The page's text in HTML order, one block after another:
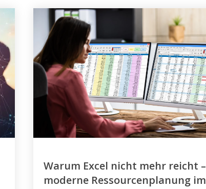
Warum Excel nicht mehr reicht –
moderne Ressourcenplanung im